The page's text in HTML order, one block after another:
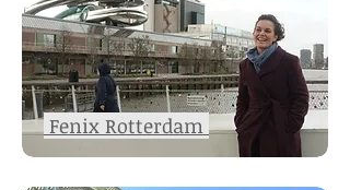
Fenix Rotterdam